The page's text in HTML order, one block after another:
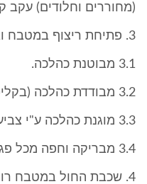
(מחוררים וחלודים) עקב
3. פתיחת ריצוף במטבח ובכניסה חשפה צנרת מים:
3.1 מבוטנת כהלכה.
3.2 מבודדת כהלכה (בקליפות בידוד).
3.3 מוגנת כהלכה ע"י צביעה ביט ומנית שחורה.
3.4 מבריקה וחפה מכל פגיעה או קצה סימן של פגיעה.
4. שכבת החול במטבח